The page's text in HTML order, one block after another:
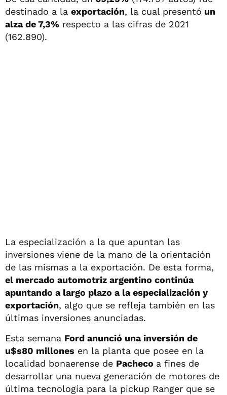
destinado a la exportación, la cual presentó un
alza de 7,3% respecto a las cifras de 2021
(162.890).
La especialización a la que apuntan las
inversiones viene de la mano de la orientación
de las mismas a la exportación. De esta forma,
el mercado automotriz argentino continúa
apuntando a largo plazo a la especialización y
exportación, algo que se refleja también en las
últimas inversiones anunciadas.
Esta semana Ford anunció una inversión de
u$s80 millones en la planta que posee en la
localidad bonaerense de Pacheco a fines de
desarrollar una nueva generación de motores de
última tecnología para la pickup Ranger que se